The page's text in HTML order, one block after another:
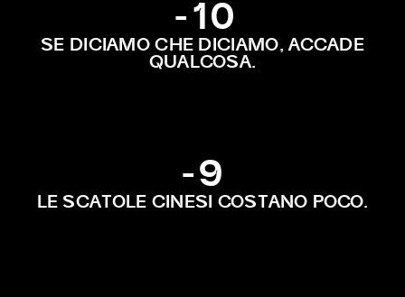
-10
SE DICIAMO CHE DICIAMO, ACCADE
QUALCOSA.
-9
LE SCATOLE CINESI COSTANO POCO.